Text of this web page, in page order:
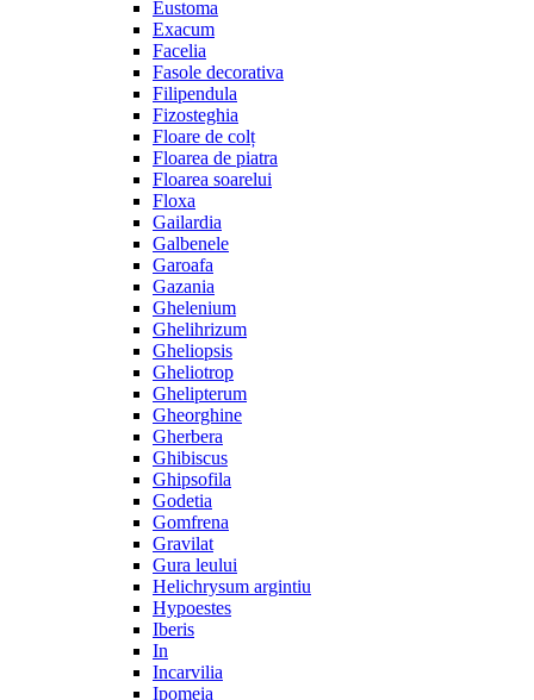
Eustoma
Exacum
Facelia
Fasole decorativa
Filipendula
Fizosteghia
Floare de colț
Floarea de piatra
Floarea soarelui
Floxa
Gailardia
Galbenele
Garoafa
Gazania
Ghelenium
Ghelihrizum
Gheliopsis
Gheliotrop
Ghelipterum
Gheorghine
Gherbera
Ghibiscus
Ghipsofila
Godetia
Gomfrena
Gravilat
Gura leului
Helichrysum argintiu
Hypoestes
Iberis
In
Incarvilia
Ipomeia